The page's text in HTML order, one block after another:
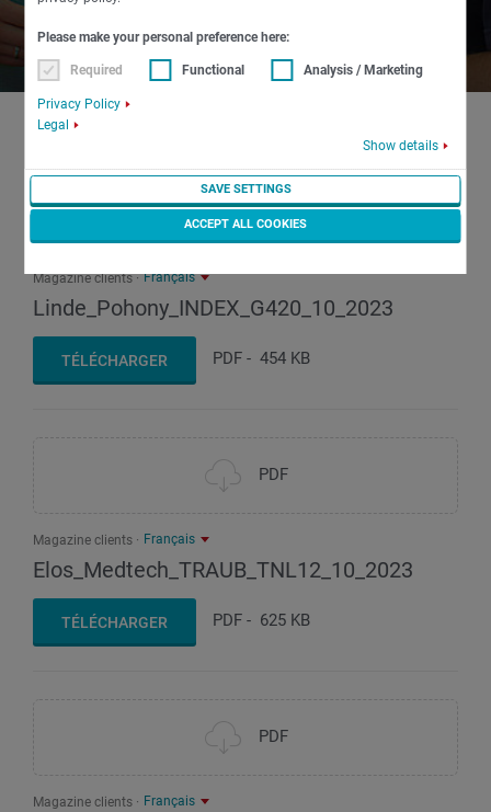
Please make your personal preference here:
Required Functional Analysis / Marketing
Privacy Policy
Legal
Show details
SAVE SETTINGS
ACCEPT ALL COOKIES
PDF
Magazine clients Français
Linde_Pohony_INDEX_G420_10_2023
TÉLÉCHARGER PDF - 454 KB
PDF
Magazine clients Français
Elos_Medtech_TRAUB_TNL12_10_2023
TÉLÉCHARGER PDF - 625 KB
PDF
Magazine clients Français